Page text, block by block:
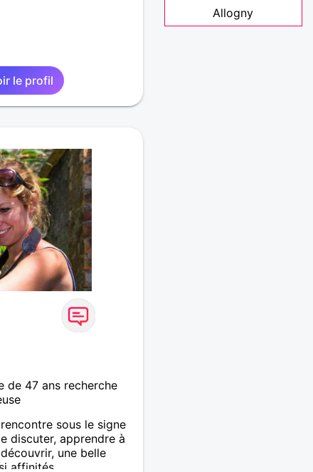
le profil
de 47 ans recherche
sous le signe
discuter, apprendre à
une belle
affinités.
Allogny